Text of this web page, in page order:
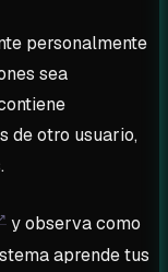
personalmente
sea
de otro usuario,
y observa como
aprende tus